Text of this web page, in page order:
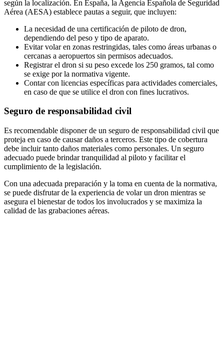
según la localización. En España, la Agencia Española de Seguridad
Aérea (AESA) establece pautas a seguir, que incluyen:
La necesidad de una certificación de piloto de dron,
dependiendo del peso y tipo de aparato.
Evitar volar en zonas restringidas, tales como áreas urbanas o
cercanas a aeropuertos sin permisos adecuados.
Registrar el dron si su peso excede los 250 gramos, tal como
se exige por la normativa vigente.
Contar con licencias específicas para actividades comerciales,
en caso de que se utilice el dron con fines lucrativos.
Seguro de responsabilidad civil
Es recomendable disponer de un seguro de responsabilidad civil que
proteja en caso de causar daños a terceros. Este tipo de cobertura
debe incluir tanto daños materiales como personales. Un seguro
adecuado puede brindar tranquilidad al piloto y facilitar el
cumplimiento de la legislación.
Con una adecuada preparación y la toma en cuenta de la normativa,
se puede disfrutar de la experiencia de volar un dron mientras se
asegura el bienestar de todos los involucrados y se maximiza la
calidad de las grabaciones aéreas.